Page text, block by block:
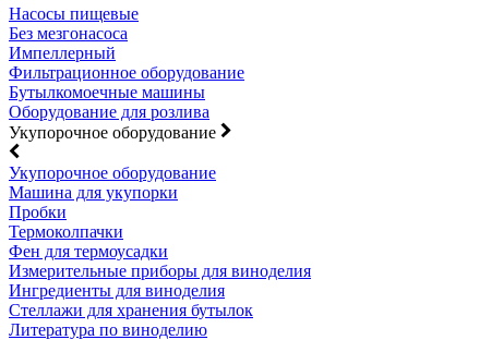
Насосы пищевые
Без мезгонасоса
Импеллерный
Фильтрационное оборудование
Бутылкомоечные машины
Оборудование для розлива
Укупорочное оборудование
Укупорочное оборудование
Машина для укупорки
Пробки
Термоколпачки
Фен для термоусадки
Измерительные приборы для виноделия
Ингредиенты для виноделия
Стеллажи для хранения бутылок
Литература по виноделию